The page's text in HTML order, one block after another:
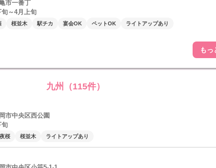
市一番丁
旬～4月上旬
桜並木 駅チカ 宴会OK ペットOK ライトアップあり
もっ
九州（115件）
市中央区西公園
旬
夜桜 桜並木 ライトアップあり